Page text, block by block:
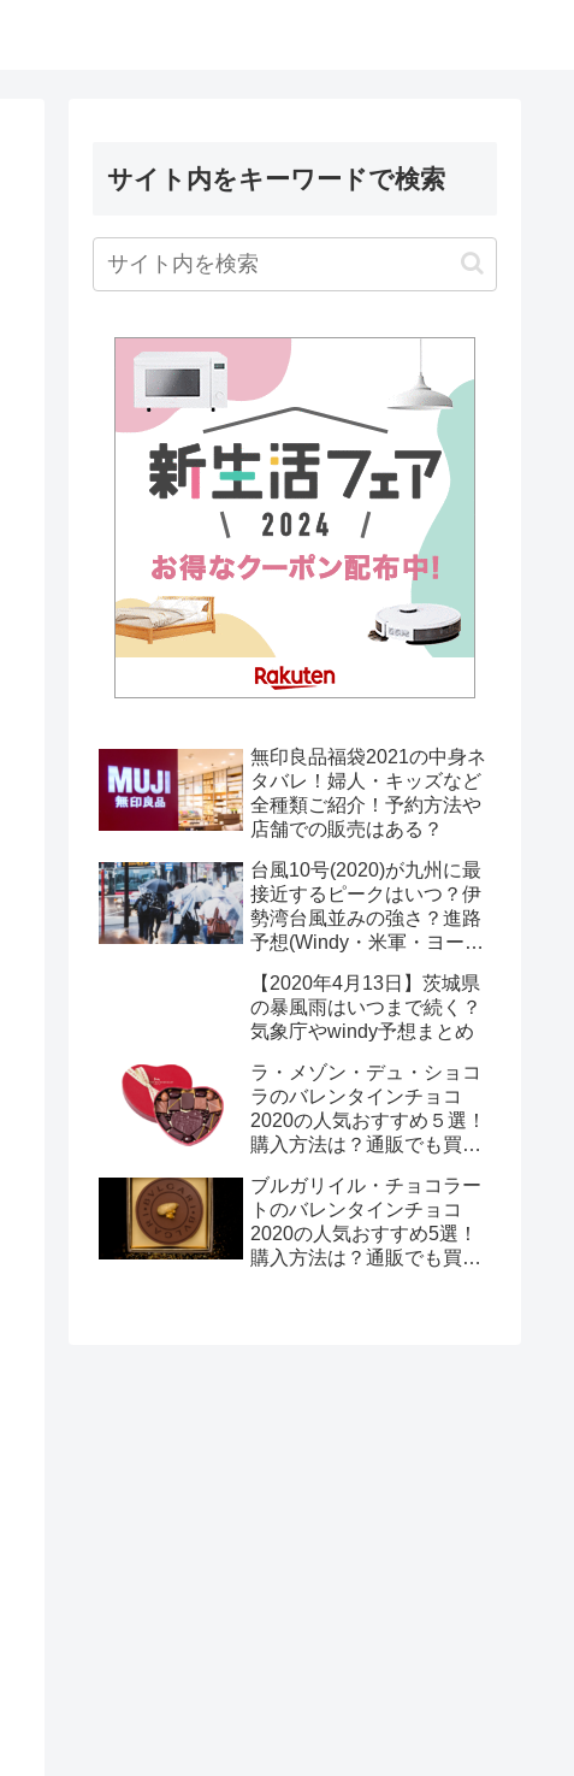
サイト内をキーワードで検索
無印良品福袋2021の中身ネ
タバレ！婦人・キッズなど
全種類ご紹介！予約方法や
店舗での販売はある？
台風10号(2020)が九州に最
接近するピークはいつ？伊
勢湾台風並みの強さ？進路
予想(Windy・米軍・ヨーロ
【2020年4月13日】茨城県
の暴風雨はいつまで続く？
気象庁やwindy予想まとめ
ラ・メゾン・デュ・ショコ
ラのバレンタインチョコ
2020の人気おすすめ５選！
購入方法は？通販でも買え
ブルガリイル・チョコラー
トのバレンタインチョコ
2020の人気おすすめ5選！
購入方法は？通販でも買え